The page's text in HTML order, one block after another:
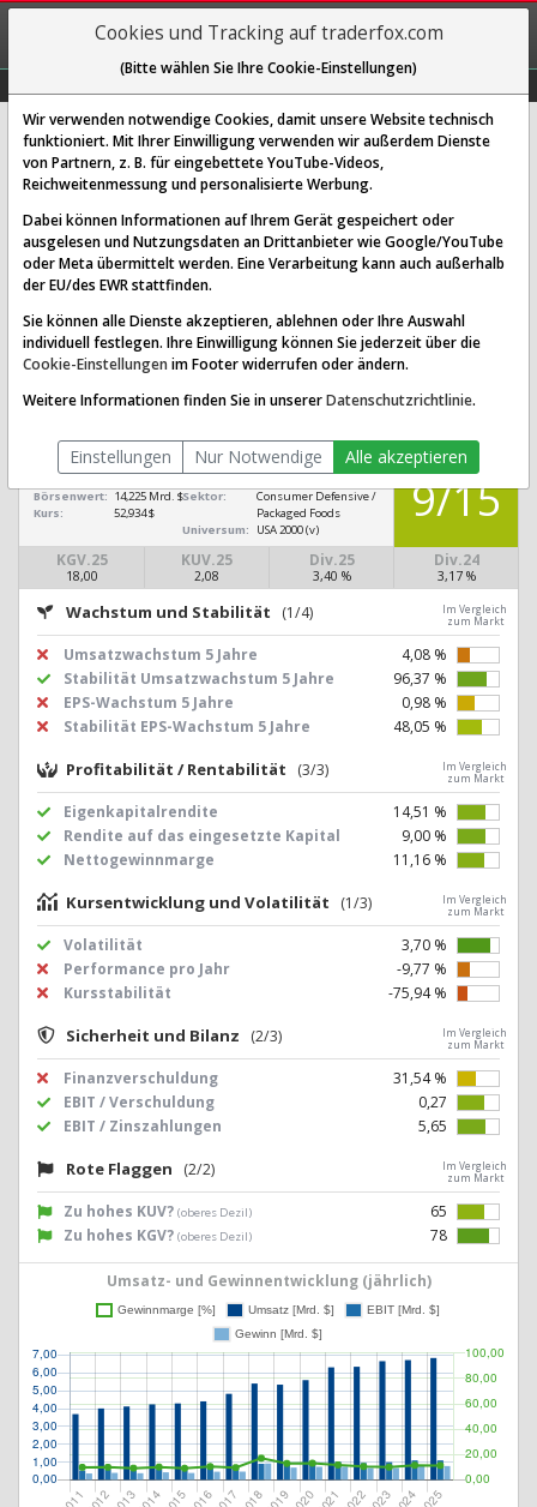
REGIS-
TRIEREN
McCormick Aktie: Realtime-Kurs &
Analyse (858250 | MKC)
SCORING SYSTEMS:
Qualitäts-Check Dividenden-Check
Wachstums-Check
Robustheits-Check
Qualitäts-Check:Ist die Aktie zum Investieren
Infos zum Score
McCormick [MKC 858250
US5797802064]
Börsenwert: 14,225 Mrd. $
Kurs:
52,934 $
Sektor:
Consumer Defensive /
Packaged Foods
Universum:
USA 2000 (v)
KGV.25
18,00
KUV.25
2,08
Div.25
3,40 %
Div.24
3,17 %
9/15
Wachstum und Stabilität (1/4)
Im Vergleich
zum Markt
Umsatzwachstum 5 Jahre
4,08 %
Stabilität Umsatzwachstum 5 Jahre
96,37 %
EPS-Wachstum 5 Jahre
0,98 %
Stabilität EPS-Wachstum 5 Jahre
48,05 %
Profitabilität / Rentabilität (3/3)
Im Vergleich
zum Markt
Eigenkapitalrendite
14,51 %
Rendite auf das eingesetzte Kapital
9,00 %
Nettogewinnmarge
11,16 %
Kursentwicklung und Volatilität (1/3)
Im Vergleich
zum Markt
Volatilität
3,70 %
Performance pro Jahr
-9,77 %
Kursstabilität
-75,94 %
Sicherheit und Bilanz (2/3)
Im Vergleich
zum Markt
Finanzverschuldung
31,54 %
EBIT / Verschuldung
0,27
EBIT / Zinszahlungen
5,65
Rote Flaggen (2/2)
Im Vergleich
zum Markt
Zu hohes KUV? (oberes Dezil)
65
Zu hohes KGV? (oberes Dezil) 78
Umsatz- und Gewinnentwicklung (jährlich)
Cookies und Tracking auf traderfox.com
(Bitte wählen Sie Ihre Cookie-Einstellungen)
Wir verwenden notwendige Cookies, damit unsere Website technisch
funktioniert. Mit Ihrer Einwilligung verwenden wir außerdem Dienste
von Partnern, z. B. für eingebettete YouTube-Videos,
Reichweitenmessung und personalisierte Werbung.
Dabei können Informationen auf Ihrem Gerät gespeichert oder
ausgelesen und Nutzungsdaten an Drittanbieter wie Google/YouTube
oder Meta übermittelt werden. Eine Verarbeitung kann auch außerhalb
der EU/des EWR stattfinden.
Sie können alle Dienste akzeptieren, ablehnen oder Ihre Auswahl
individuell festlegen. Ihre Einwilligung können Sie jederzeit über die
Cookie-Einstellungen im Footer widerrufen oder ändern.
Weitere Informationen finden Sie in unsererDatenschutzrichtlinie.
Einstellungen Nur Notwendige Alle akzeptieren